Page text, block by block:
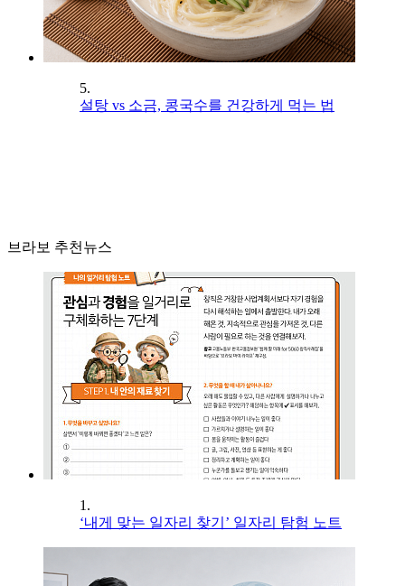
5.
설탕 vs 소금, 콩국수를 건강하게 먹는 법
브라보 추천뉴스
1.
‘내게 맞는 일자리 찾기’ 일자리 탐험 노트